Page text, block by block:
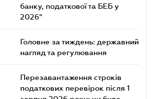
банку, податкової та БЕБ у
2026"
Головне за тиждень: державний
нагляд та регулювання
Перезавантаження строків
податкових перевірок після 1